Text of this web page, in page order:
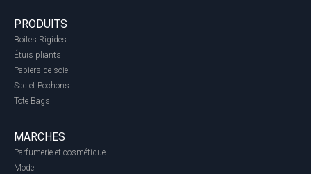
PRODUITS
Boites Rigides
Étuis pliants
Papiers de soie
Sac et Pochons
Tote Bags
MARCHES
Parfumerie et cosmétique
Mode